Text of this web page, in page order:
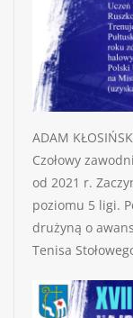
ADAM
Czołowy
od 2021 r.
poziomu 5 ligi.
drużyną o
Tenisa